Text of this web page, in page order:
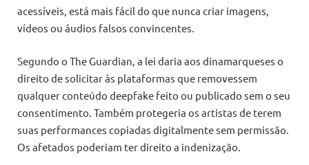
acessíveis, está mais fácil do que nunca criar imagens,
vídeos ou áudios falsos convincentes.
Segundo o The Guardian, a lei daria aos dinamarqueses o
direito de solicitar às plataformas que removessem
qualquer conteúdo deepfake feito ou publicado sem o seu
consentimento. Também protegeria os artistas de terem
suas performances copiadas digitalmente sem permissão.
Os afetados poderiam ter direito a indenização.